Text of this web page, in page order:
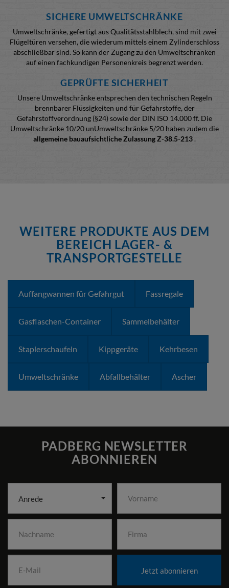
SICHERE UMWELTSCHRÄNKE
Umweltschränke, gefertigt aus Qualitätsstahlblech, sind mit zwei
Flügeltüren versehen, die wiederum mittels einem Zylinderschloss
abschließbar sind. So kann der Zugang zu den Umweltschränken
auf einen fachkundigen Personenkreis begrenzt werden.
GEPRÜFTE SICHERHEIT
Unsere Umweltschränke entsprechen den technischen Regeln
brennbarer Flüssigkeiten und für Gefahrstoffe, der
Gefahrstoffverordnung (§24) sowie der DIN ISO 14.000 ff. Die
Umweltschränke 10/20 unUmweltschränke 5/20 haben zudem die
allgemeine bauaufsichtliche Zulassung Z-38.5-213 .
WEITERE PRODUKTE AUS DEM
BEREICH LAGER- &
TRANSPORTGESTELLE
Auffangwannen für Gefahrgut Fassregale
Gasflaschen-Container Sammelbehälter
Staplerschaufeln Kippgeräte Kehrbesen
Umweltschränke Abfallbehälter Ascher
PADBERG NEWSLETTER
ABONNIEREN
Anrede
Jetzt abonnieren